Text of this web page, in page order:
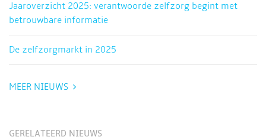
Jaaroverzicht 2025: verantwoorde zelfzorg begint met
betrouwbare informatie
De zelfzorgmarkt in 2025
MEER NIEUWS
GERELATEERD NIEUWS